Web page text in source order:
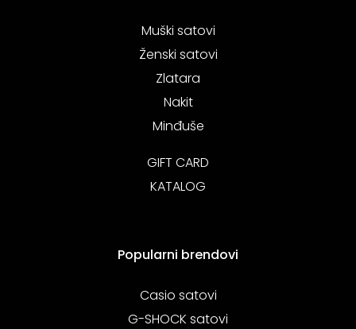
Muški satovi
Ženski satovi
Zlatara
Nakit
Minđuše
GIFT CARD
KATALOG
Popularni brendovi
Casio satovi
G-SHOCK satovi